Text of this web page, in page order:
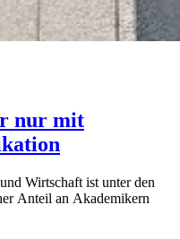
nur mit
Wirtschaft ist unter den
Anteil an Akademikern